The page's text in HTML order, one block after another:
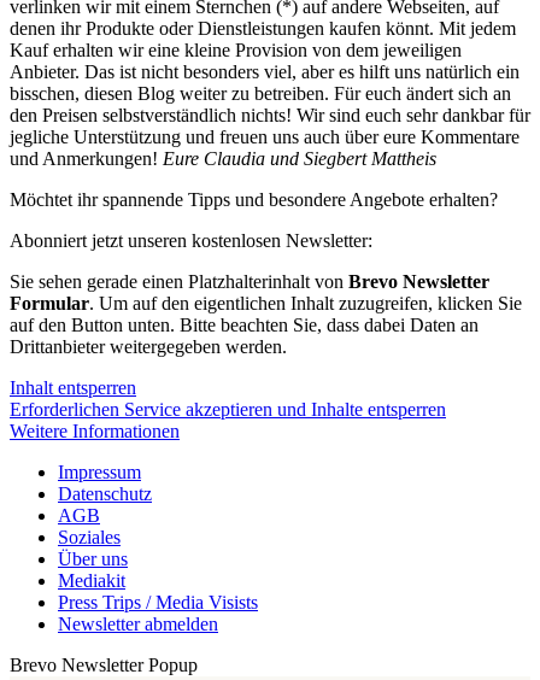
verlinken wir mit einem Sternchen (*) auf andere Webseiten, auf
denen ihr Produkte oder Dienstleistungen kaufen könnt. Mit jedem
Kauf erhalten wir eine kleine Provision von dem jeweiligen
Anbieter. Das ist nicht besonders viel, aber es hilft uns natürlich ein
bisschen, diesen Blog weiter zu betreiben. Für euch ändert sich an
den Preisen selbstverständlich nichts! Wir sind euch sehr dankbar für
jegliche Unterstützung und freuen uns auch über eure Kommentare
und Anmerkungen! Eure Claudia und Siegbert Mattheis
Möchtet ihr spannende Tipps und besondere Angebote erhalten?
Abonniert jetzt unseren kostenlosen Newsletter:
Sie sehen gerade einen Platzhalterinhalt von Brevo Newsletter
Formular. Um auf den eigentlichen Inhalt zuzugreifen, klicken Sie
auf den Button unten. Bitte beachten Sie, dass dabei Daten an
Drittanbieter weitergegeben werden.
Inhalt entsperren
Erforderlichen Service akzeptieren und Inhalte entsperren
Weitere Informationen
Impressum
Datenschutz
AGB
Soziales
Über uns
Mediakit
Press Trips / Media Visists
Newsletter abmelden
Brevo Newsletter Popup